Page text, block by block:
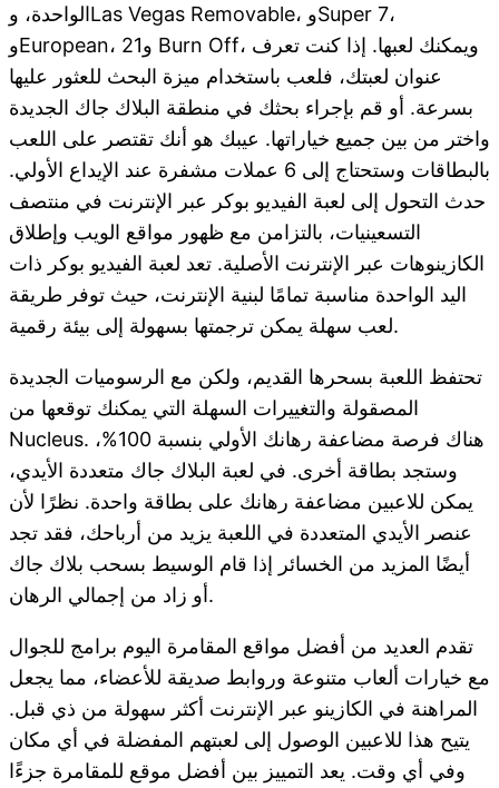
الواحدة، وLas Vegas Removable، وSuper 7،
وEuropean، و21 Burn Off، ويمكنك لعبها. إذا كنت تعرف
عنوان لعبتك، فلعب باستخدام ميزة البحث للعثور عليها
بسرعة. أو قم بإجراء بحثك في منطقة البلاك جاك الجديدة
واختر من بين جميع خياراتها. عيبك هو أنك تقتصر على اللعب
بالبطاقات وستحتاج إلى 6 عملات مشفرة عند الإيداع الأولي.
حدث التحول إلى لعبة الفيديو بوكر عبر الإنترنت في منتصف
التسعينيات، بالتزامن مع ظهور مواقع الويب وإطلاق
الكازينوهات عبر الإنترنت الأصلية. تعد لعبة الفيديو بوكر ذات
اليد الواحدة مناسبة تمامًا لبنية الإنترنت، حيث توفر طريقة
لعب سهلة يمكن ترجمتها بسهولة إلى بيئة رقمية.
تحتفظ اللعبة بسحرها القديم، ولكن مع الرسوميات الجديدة
المصقولة والتغييرات السهلة التي يمكنك توقعها من
Nucleus. هناك فرصة مضاعفة رهانك الأولي بنسبة 100%،
وستجد بطاقة أخرى. في لعبة البلاك جاك متعددة الأيدي،
يمكن للاعبين مضاعفة رهانك على بطاقة واحدة. نظرًا لأن
عنصر الأيدي المتعددة في اللعبة يزيد من أرباحك، فقد تجد
أيضًا المزيد من الخسائر إذا قام الوسيط بسحب بلاك جاك
أو زاد من إجمالي الرهان.
تقدم العديد من أفضل مواقع المقامرة اليوم برامج للجوال
مع خيارات ألعاب متنوعة وروابط صديقة للأعضاء، مما يجعل
المراهنة في الكازينو عبر الإنترنت أكثر سهولة من ذي قبل.
يتيح هذا للاعبين الوصول إلى لعبتهم المفضلة في أي مكان
وفي أي وقت. يعد التمييز بين أفضل موقع للمقامرة جزءًا